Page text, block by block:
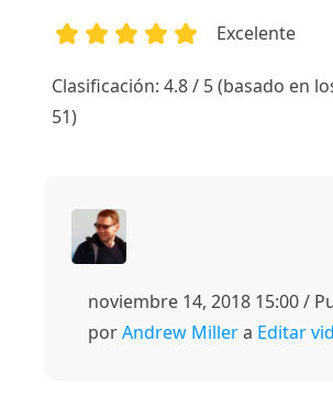
Excelente
Clasificación: 4.8 / 5 (basado en
51)
noviembre 14, 2018 15:00 /
porAndrew Millera Editar